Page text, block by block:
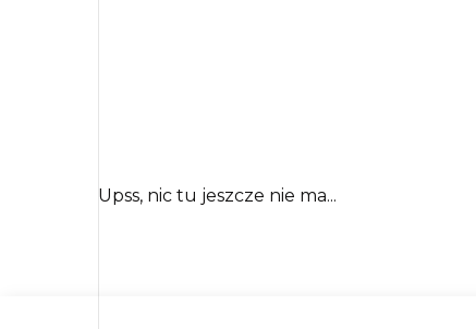
Upss, nic tu jeszcze nie ma...